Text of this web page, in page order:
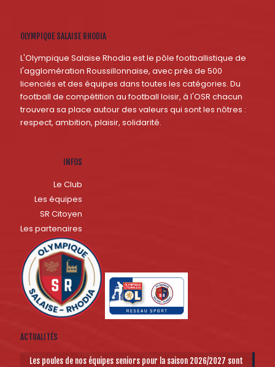
OLYMPIQUE SALAISE RHODIA
L'Olympique Salaise Rhodia est le pôle footballistique de
l'agglomération Roussillonnaise, avec près de 500
licenciés et des équipes dans toutes les catégories. Du
football de compétition au football loisir, à l'OSR chacun
trouvera sa place autour des valeurs qui sont les nôtres :
respect, ambition, plaisir, solidarité.
INFOS
Le Club
Les équipes
SR Citoyen
Les partenaires
ACTUALITÉS
Les poules de nos équipes seniors pour la saison 2026/2027 sont